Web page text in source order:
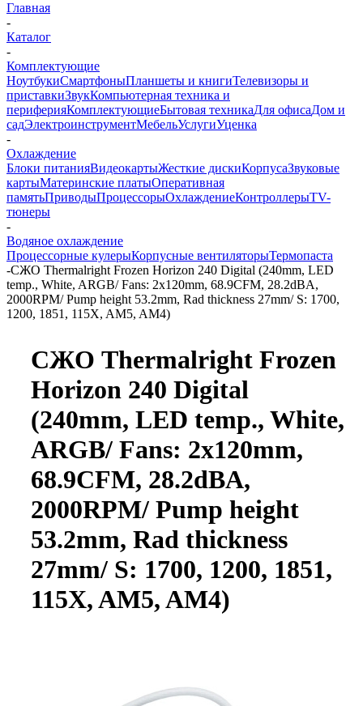
Главная
-
Каталог
-
Комплектующие
НоутбукиСмартфоныПланшеты и книгиТелевизоры и
приставкиЗвукКомпьютерная техника и
периферияКомплектующиеБытовая техникаДля офисаДом и
садЭлектроинструментМебельУслугиУценка
-
Охлаждение
Блоки питанияВидеокартыЖесткие дискиКорпусаЗвуковые
картыМатеринские платыОперативная
памятьПриводыПроцессорыОхлаждениеКонтроллерыTV-
тюнеры
-
Водяное охлаждение
Процессорные кулерыКорпусные вентиляторыТермопаста
-СЖО Thermalright Frozen Horizon 240 Digital (240mm, LED
temp., White, ARGB/ Fans: 2x120mm, 68.9CFM, 28.2dBA,
2000RPM/ Pump height 53.2mm, Rad thickness 27mm/ S: 1700,
1200, 1851, 115X, AM5, AM4)
СЖО Thermalright Frozen
Horizon 240 Digital
(240mm, LED temp., White,
ARGB/ Fans: 2x120mm,
68.9CFM, 28.2dBA,
2000RPM/ Pump height
53.2mm, Rad thickness
27mm/ S: 1700, 1200, 1851,
115X, AM5, AM4)